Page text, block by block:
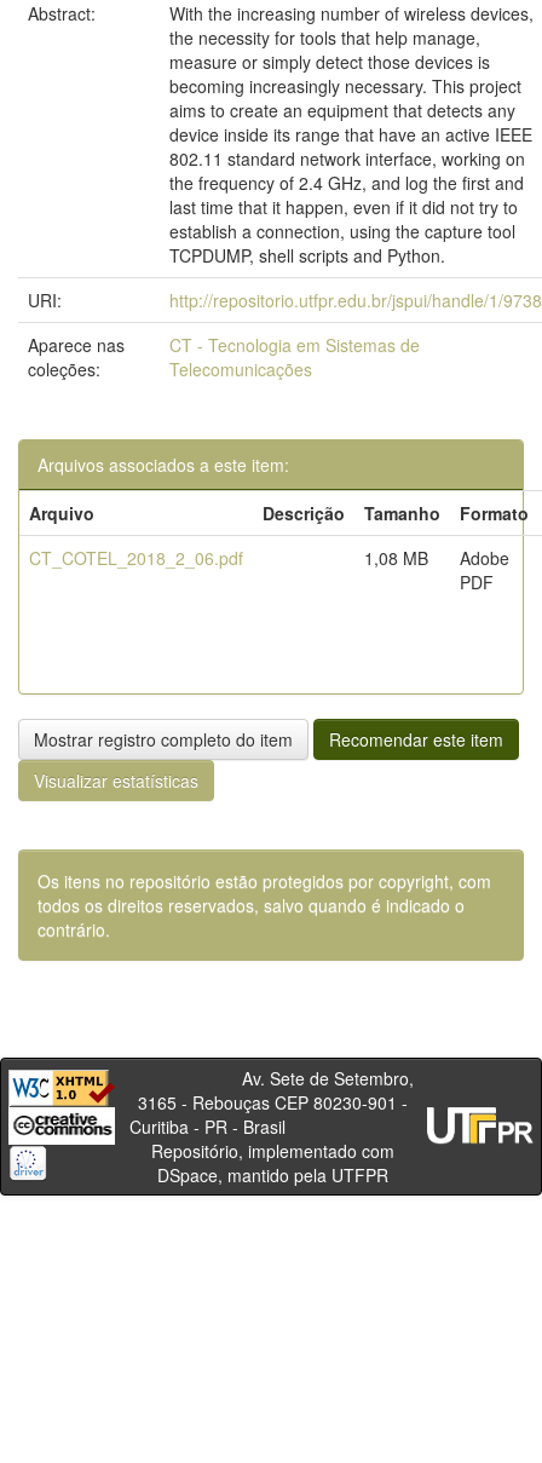
Abstract:
With the increasing number of wireless devices,
the necessity for tools that help manage,
measure or simply detect those devices is
becoming increasingly necessary. This project
aims to create an equipment that detects any
device inside its range that have an active IEEE
802.11 standard network interface, working on
the frequency of 2.4 GHz, and log the first and
last time that it happen, even if it did not try to
establish a connection, using the capture tool
TCPDUMP, shell scripts and Python.
URI:
http://repositorio.utfpr.edu.br/jspui/handle/1/9738
Aparece nas
coleções:
CT - Tecnologia em Sistemas de
Telecomunicações
Arquivos associados a este item:
Arquivo
Descrição Tamanho
Formato
CT_COTEL_2018_2_06.pdf
1,08 MB
Adobe
PDF
Mostrar registro completo do item
Recomendar este item
Visualizar estatísticas
Os itens no repositório estão protegidos por copyright, com
todos os direitos reservados, salvo quando é indicado o
contrário.
Av. Sete de Setembro,
3165 - Rebouças CEP 80230-901 -
Curitiba - PR - Brasil
Repositório, implementado com
DSpace, mantido pela UTFPR